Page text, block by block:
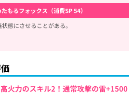
もるフォックス（消費SP 54）
態にさせることがある。
火力のスキル2！通常攻撃の雷+1500